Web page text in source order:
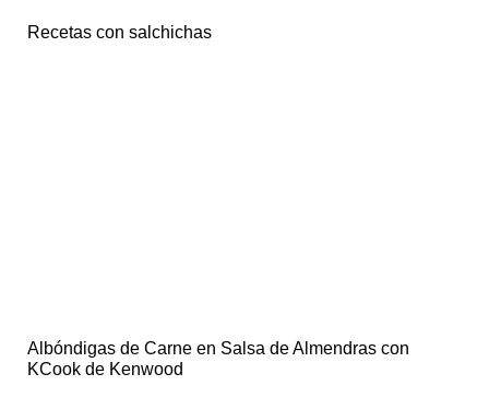
Recetas con salchichas
Albóndigas de Carne en Salsa de Almendras con
KCook de Kenwood